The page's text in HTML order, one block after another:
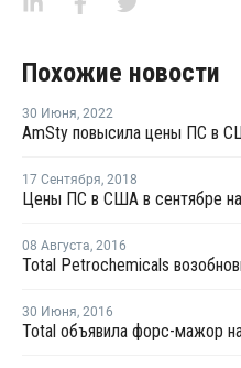
Похожие новости
30 Июня, 2022
AmSty повысила цены ПС в
17 Сентября, 2018
08 Августа, 2016
30 Июня, 2016